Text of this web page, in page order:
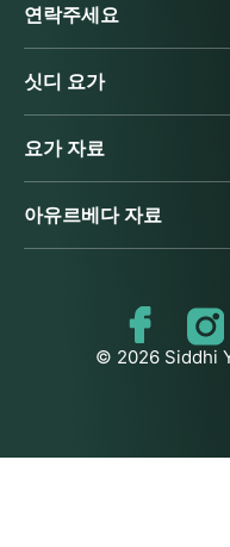
연락주세요
싯디 요가
요가 자료
아유르베다 자료
© 2026 Siddhi